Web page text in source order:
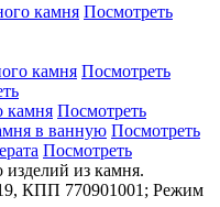
камня Посмотреть
камня Посмотреть
камня Посмотреть
в ванную Посмотреть
Посмотреть
из камня.
КПП 770901001; Режим